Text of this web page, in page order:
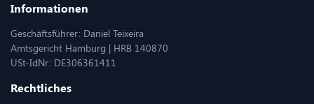
Informationen
Geschäftsführer: Daniel Teixeira
Amtsgericht Hamburg | HRB 140870
USt-IdNr: DE306361411
Rechtliches